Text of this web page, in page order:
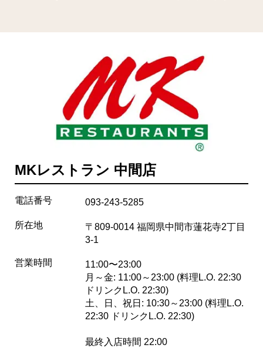
MKレストラン 中間店
電話番号 093-243-5285
所在地
〒809-0014 福岡県中間市蓮花寺2丁目
3-1
営業時間
11:00〜23:00
月～金: 11:00～23:00 (料理L.O. 22:30
ドリンクL.O. 22:30)
土、日、祝日: 10:30～23:00 (料理L.O.
22:30 ドリンクL.O. 22:30)
最終入店時間 22:00